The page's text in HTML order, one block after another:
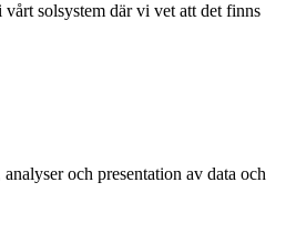
vårt solsystem där vi vet att det finns
och presentation av data och